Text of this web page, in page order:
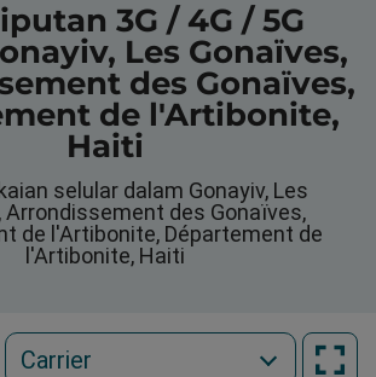
3G / 4G / 5G
Les Gonaïves,
des Gonaïves,
de l'Artibonite,
Haiti
selular dalam Gonayiv, Les
Arrondissement des Gonaïves,
de l'Artibonite, Département de
l'Artibonite, Haiti